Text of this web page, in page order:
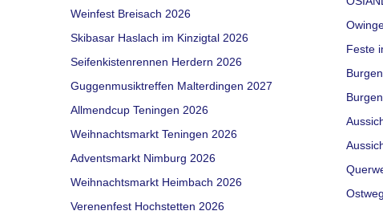
Weinfest Breisach 2026
Skibasar Haslach im Kinzigtal 2026
Seifenkistenrennen Herdern 2026
Guggenmusiktreffen Malterdingen 2027
Allmendcup Teningen 2026
Weihnachtsmarkt Teningen 2026
Adventsmarkt Nimburg 2026
Weihnachtsmarkt Heimbach 2026
Verenenfest Hochstetten 2026
Feste